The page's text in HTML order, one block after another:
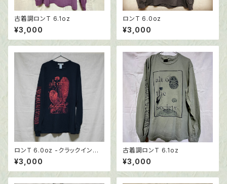
古着調ロンT 6.1oz
¥3,000
ロンT 6.0oz
¥3,000
ロンT 6.0oz -クラックインク
仕様
¥3,000
古着調ロンT 6.1oz
¥3,000